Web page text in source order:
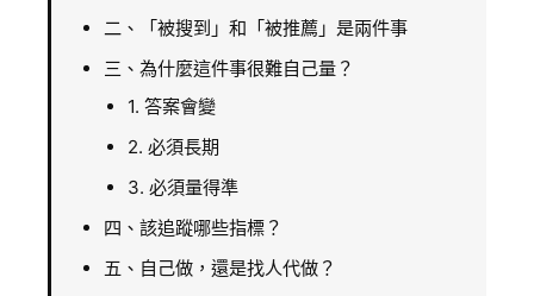
二、「被搜到」和「被推薦」是兩件事
三、為什麼這件事很難自己量？
1. 答案會變
2. 必須長期
3. 必須量得準
四、該追蹤哪些指標？
五、自己做，還是找人代做？